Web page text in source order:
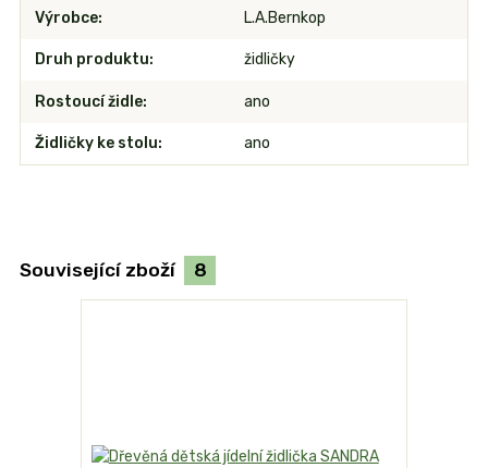
Výrobce L.A.Bernkop
Druh produktu židličky
Rostoucí židle ano
Židličky ke stolu ano
Související zboží 8